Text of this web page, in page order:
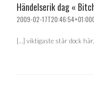
Händelserik dag «
2009-02-
[…] viktigaste står dock